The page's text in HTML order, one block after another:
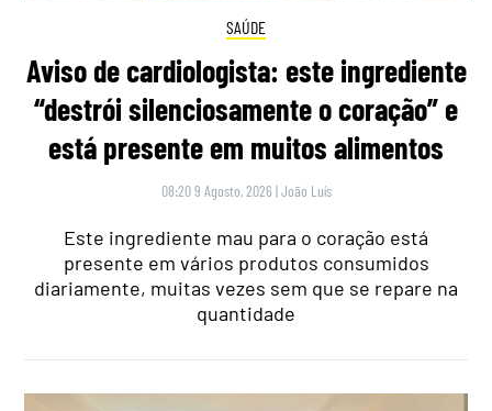
SAÚDE
Aviso de cardiologista: este ingrediente
“destrói silenciosamente o coração” e
está presente em muitos alimentos
08:20 9 Agosto, 2026 |João Luís
Este ingrediente mau para o coração está
presente em vários produtos consumidos
diariamente, muitas vezes sem que se repare na
quantidade